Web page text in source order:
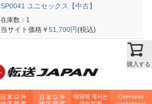
購入する
SP0041 ユニセックス【中古】
在庫数：1
当サイト価格￥51,700円(税込)